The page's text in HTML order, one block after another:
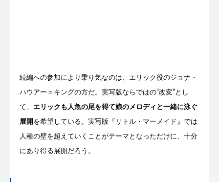
続編への参加により乗り気なのは、エリック役のジョナ・
ハウアー＝キングの方だ。実写版ならではの“改変”とし
て、 エリックも人魚の尾を得て娘のメロディと一緒に泳ぐ
展開 を希望している。実写版『リトル・マーメイド』では
人種の壁を超えていくことがテーマとなっただけに、十分
にあり得る展開だろう。